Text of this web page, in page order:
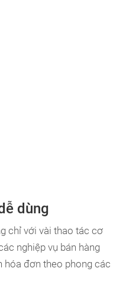
dùng
chỉ với vài thao tác cơ
nghiệp vụ bán hàng
hóa đơn theo phong các